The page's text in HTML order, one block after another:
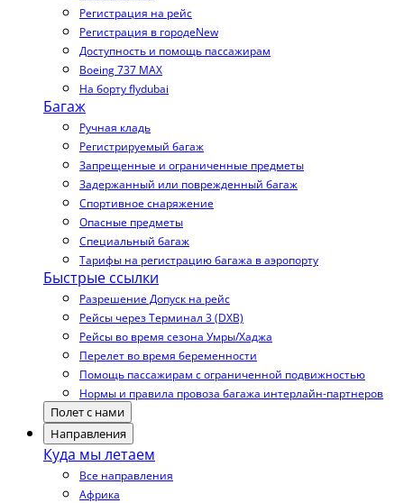
Регистрация на рейс
Регистрация в городеNew
Доступность и помощь пассажирам
Boeing 737 MAX
На борту flydubai
Багаж
Ручная кладь
Регистрируемый багаж
Запрещенные и ограниченные предметы
Задержанный или поврежденный багаж
Спортивное снаряжение
Опасные предметы
Специальный багаж
Тарифы на регистрацию багажа в аэропорту
Быстрые ссылки
Разрешение Допуск на рейс
Рейсы через Терминал 3 (DXB)
Рейсы во время сезона Умры/Хаджа
Перелет во время беременности
Помощь пассажирам с ограниченной подвижностью
Нормы и правила провоза багажа интерлайн-партнеров
Полет с нами
Направления
Куда мы летаем
Все направления
Африка